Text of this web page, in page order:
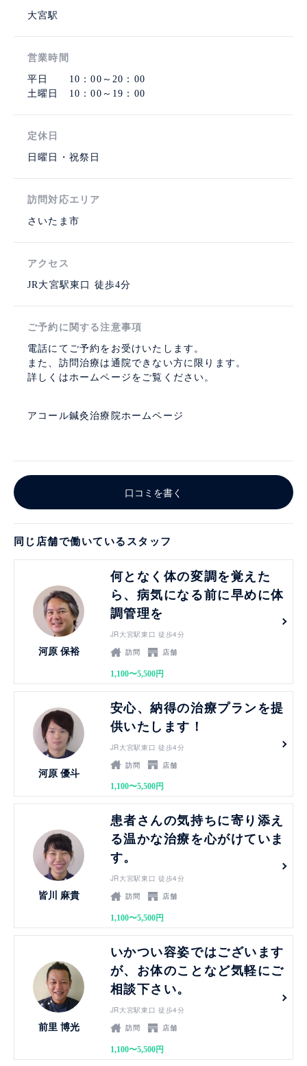
大宮駅
営業時間
平日 10：00～20：00
土曜日 10：00～19：00
定休日
日曜日・祝祭日
訪問対応エリア
さいたま市
アクセス
JR大宮駅東口 徒歩4分
ご予約に関する注意事項
電話にてご予約をお受けいたします。
また、訪問治療は通院できない方に限ります。
詳しくはホームページをご覧ください。
アコール鍼灸治療院ホームページ
口コミを書く
同じ店舗で働いているスタッフ
河原 保裕
何となく体の変調を覚えた
ら、病気になる前に早めに体
調管理を
JR大宮駅東口 徒歩4分
訪問
店舗
1,100〜5,500円
河原 優斗
安心、納得の治療プランを提
供いたします！
JR大宮駅東口 徒歩4分
訪問
店舗
1,100〜5,500円
皆川 麻貴
患者さんの気持ちに寄り添え
る温かな治療を心がけていま
す。
JR大宮駅東口 徒歩4分
訪問
店舗
1,100〜5,500円
前里 博光
いかつい容姿ではございます
が、お体のことなど気軽にご
相談下さい。
JR大宮駅東口 徒歩4分
訪問
店舗
1,100〜5,500円